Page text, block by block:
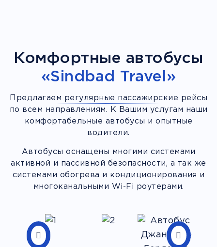
Комфортные автобусы
«Sindbad Travel»
Предлагаем регулярные пассажирские рейсы
по всем направлениям. К Вашим услугам наши
комфортабельные автобусы и опытные
водители.
Автобусы оснащены многими системами
активной и пассивной безопасности, а так же
системами обогрева и кондиционирования и
многоканальными Wi-Fi роутерами.